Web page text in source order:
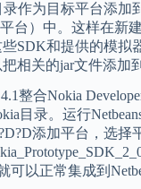
作为目标平台添加
台）中。这样在新
SDK和提供的模拟
相关的jar文件添加
整合Nokia
目录。运行
添加平台，选择
可以正常集成到